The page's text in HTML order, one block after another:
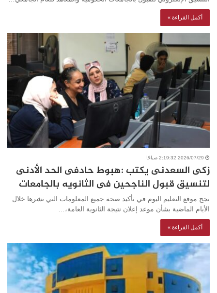
أكمل القراءة »
2026/07/29 2:19:32 صباحًا
زكى السعدنى يكتب :هبوط حادفى الحد الأدنى
لتنسيق قبول الناجحين فى الثانويه بالجامعات
نجح موقع التعليم اليوم في تأكيد صحة جميع المعلومات التي نشرها خلال
الأيام الماضية بشأن موعد إعلان نتيجة الثانوية العامة،…
أكمل القراءة »